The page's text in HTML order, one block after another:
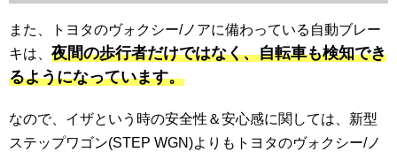
また、トヨタのヴォクシー/ノアに備わっている自動ブレー
キは、 夜間の歩行者だけではなく、自転車も検知でき
るようになっています。
なので、イザという時の安全性＆安心感に関しては、新型
ステップワゴン(STEP WGN)よりもトヨタのヴォクシー/ノ